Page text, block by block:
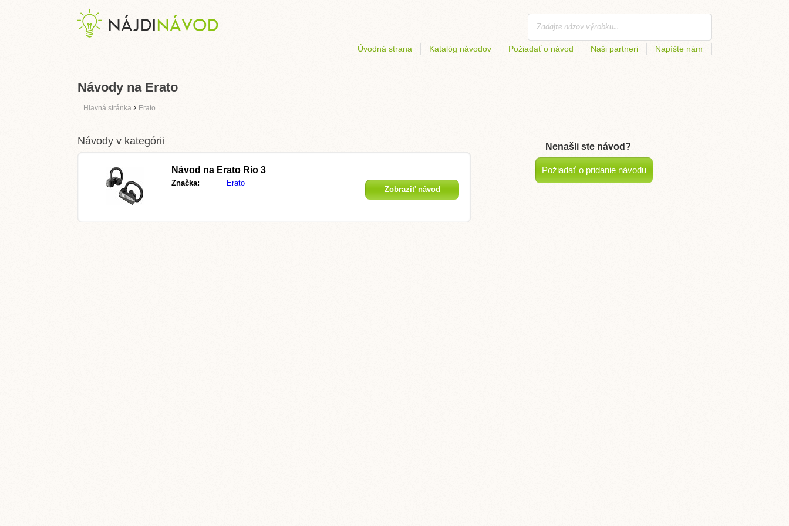
Úvodná strana Katalóg návodov Požiadať o návod Naši partneri Napíšte nám
Návody na Erato
Hlavná stránka › Erato
Návody v kategórii
Návod na Erato Rio 3
Značka: Erato
Zobraziť návod
Nenašli ste návod?
Požiadať o pridanie návodu